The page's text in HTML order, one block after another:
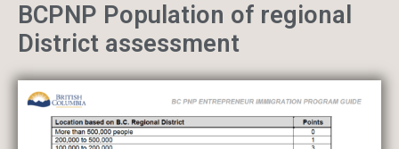
BCPNP Population of regional
District assessment